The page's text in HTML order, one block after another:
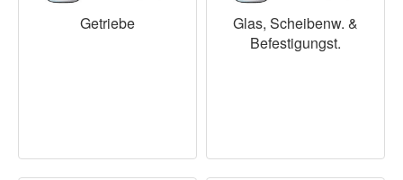
Getriebe
Glas, Scheibenw. &
Befestigungst.